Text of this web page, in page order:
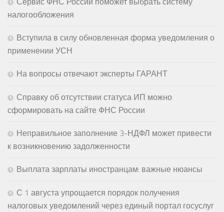
налогообложения
Вступила в силу обновленная форма уведомления о
применении УСН
На вопросы отвечают эксперты ГАРАНТ
Справку об отсутствии статуса ИП можно
сформировать на сайте ФНС России
Неправильное заполнение 3-НДФЛ может привести
к возникновению задолженности
Выплата зарплаты иностранцам: важные нюансы
С 1 августа упрощается порядок получения
налоговых уведомлений через единый портал госуслуг